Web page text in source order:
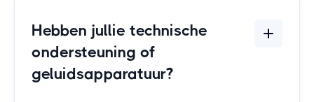
Hebben jullie technische
ondersteuning of
geluidsapparatuur?